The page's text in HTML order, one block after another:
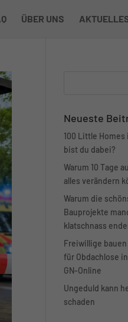
UNS AKTUELLES
Neueste
100 Little Homes
Warum 10 Tage
Warum die
Bauprojekte
Freiwillige
für Obdachlose in
Ungeduld kann